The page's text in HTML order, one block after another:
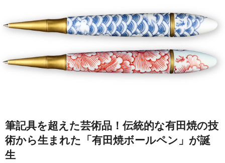
筆記具を超えた芸術品！伝統的な有田焼の技
術から生まれた「有田焼ボールペン」が誕
生